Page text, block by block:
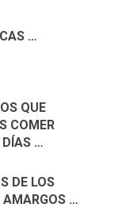
…
QUE
COMER
DÍAS …
DE LOS
…